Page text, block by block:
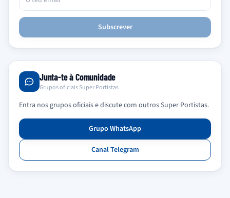
Subscrever
Junta-te à Comunidade
Grupos oficiais Super Portistas
Entra nos grupos oficiais e discute com outros Super Portistas.
Grupo WhatsApp
Canal Telegram